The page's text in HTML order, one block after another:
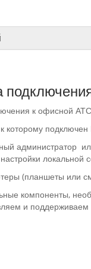
к офисной
которому
администратор
локальной
(планшеты или
компоненты,
и